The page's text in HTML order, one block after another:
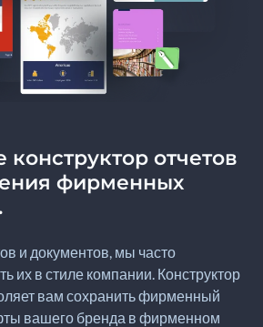
конструктор отчетов
фирменных
и документов, мы часто
их в стиле компании. Конструктор
вам сохранить фирменный
вашего бренда в фирменном